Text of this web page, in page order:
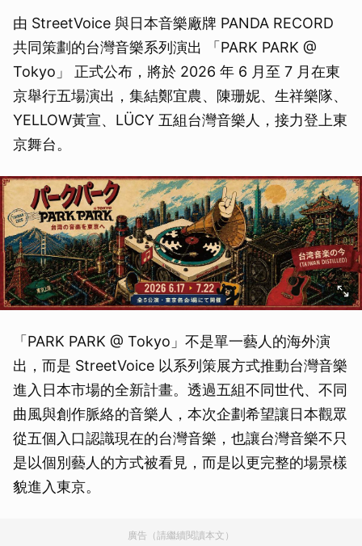
由 StreetVoice 與日本音樂廠牌 PANDA RECORD
共同策劃的台灣音樂系列演出 「PARK PARK @
Tokyo」 正式公布，將於 2026 年 6 月至 7 月在東
京舉行五場演出，集結鄭宜農、陳珊妮、生祥樂隊、
YELLOW黃宣、LÜCY 五組台灣音樂人，接力登上東
京舞台。
「PARK PARK @ Tokyo」不是單一藝人的海外演
出，而是 StreetVoice 以系列策展方式推動台灣音樂
進入日本市場的全新計畫。透過五組不同世代、不同
曲風與創作脈絡的音樂人，本次企劃希望讓日本觀眾
從五個入口認識現在的台灣音樂，也讓台灣音樂不只
是以個別藝人的方式被看見，而是以更完整的場景樣
貌進入東京。
廣告（請繼續閱讀本文）